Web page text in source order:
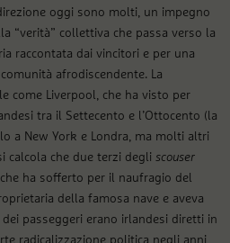
oggi sono molti, un impegno
“verità” collettiva che passa verso la
raccontata dai vincitori e per una
afrodiscendente. La
come Liverpool, che ha visto per
tra il Settecento e l’Ottocento (la
a New York e Londra, ma molti altri
calcola che due terzi degli scouser
ha sofferto per il naufragio del
della famosa nave e aveva
passeggeri erano irlandesi diretti in
radicalizzazione politica negli anni